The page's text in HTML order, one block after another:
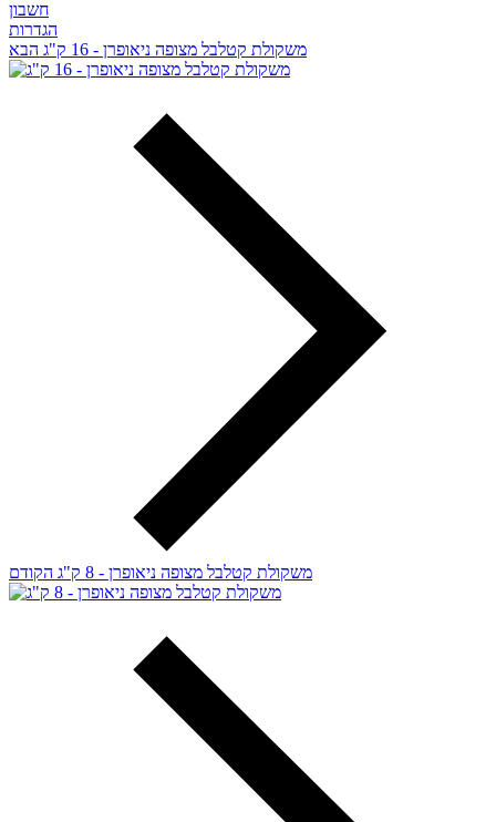
חשבון
הגדרות
משקולת קטלבל מצופה ניאופרן - 16 ק"ג
הבא
משקולת קטלבל מצופה ניאופרן - 8 ק"ג הקודם